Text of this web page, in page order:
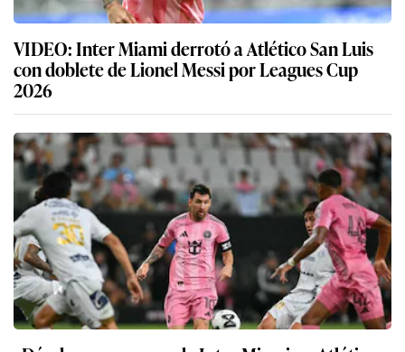
VIDEO: Inter Miami derrotó a Atlético San Luis
con doblete de Lionel Messi por Leagues Cup
2026